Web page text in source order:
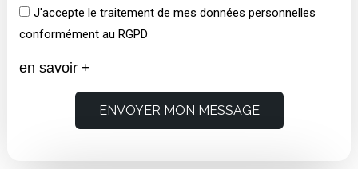
J'accepte le traitement de mes données personnelles
conformément au RGPD
en savoir +
ENVOYER MON MESSAGE